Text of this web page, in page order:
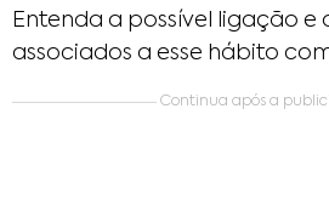
Entenda a possível ligação e
associados a esse hábito
Continua após a